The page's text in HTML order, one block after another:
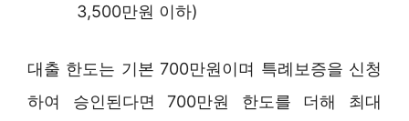
3,500만원 이하)
대출 한도는 기본 700만원이며 특례보증을 신청
하여 승인된다면 700만원 한도를 더해 최대